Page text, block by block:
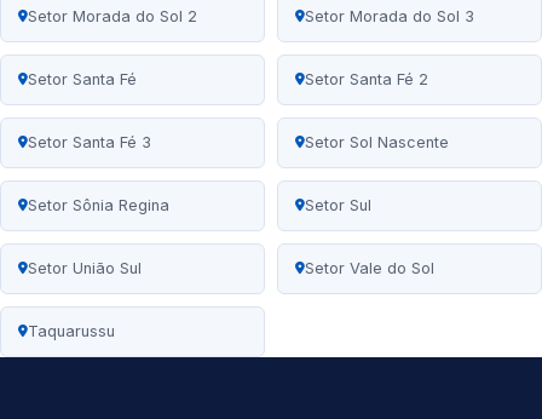
Setor Morada do Sol 2 Setor Morada do Sol 3
Setor Santa Fé Setor Santa Fé 2
Setor Santa Fé 3 Setor Sol Nascente
Setor Sônia Regina Setor Sul
Setor União Sul Setor Vale do Sol
Taquarussu